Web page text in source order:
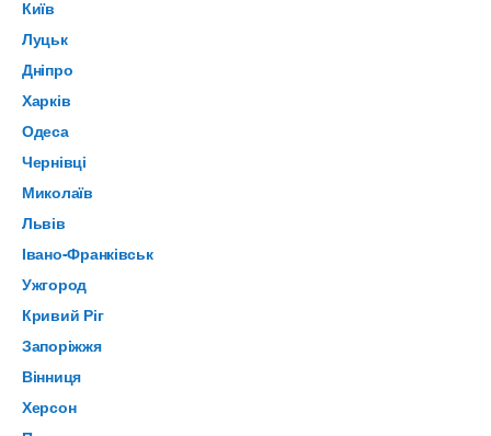
Київ
Луцьк
Дніпро
Харків
Одеса
Чернівці
Миколаїв
Львів
Івано-Франківськ
Ужгород
Кривий Ріг
Запоріжжя
Вінниця
Херсон